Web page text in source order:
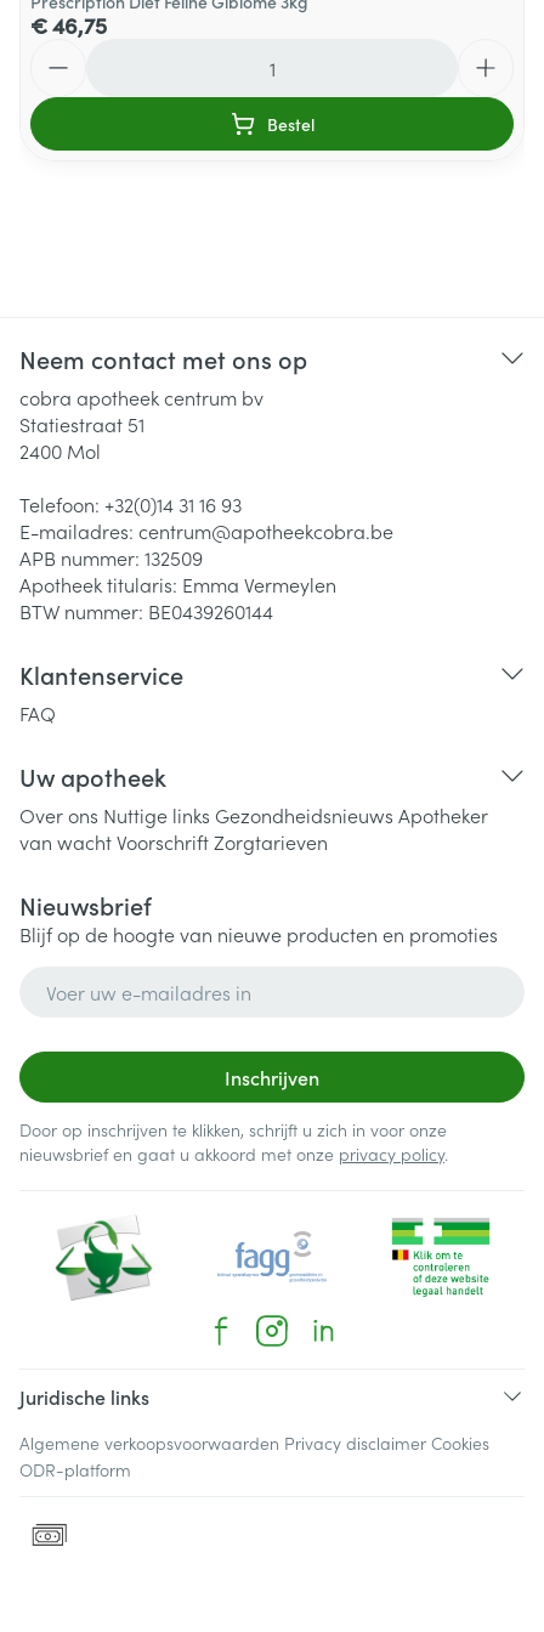
€ 46,75
Bestel
Neem contact met ons op
cobra apotheek centrum bv
Statiestraat 51
2400 Mol
Telefoon: +32(0)14 31 16 93
E-mailadres: centrum@apotheekcobra.be
APB nummer: 132509
Apotheek titularis: Emma Vermeylen
BTW nummer: BE0439260144
Klantenservice
FAQ
Uw apotheek
Over ons Nuttige links Gezondheidsnieuws Apotheker
van wachtVoorschriftZorgtarieven
Nieuwsbrief
Blijf op de hoogte van nieuwe producten en promoties
Inschrijven
Door op inschrijven te klikken, schrijft u zich in voor onze
nieuwsbrief en gaat u akkoord met onze privacy policy.
Juridische links
Algemene verkoopsvoorwaarden Privacy disclaimer Cookies
ODR-platform